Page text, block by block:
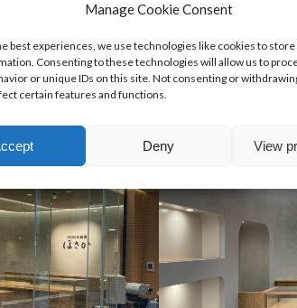
Manage Cookie Consent
best experiences, we use technologies like cookies to store
Consenting to these technologies will allow us to
or unique IDs on this site. Not consenting or
certain features and functions.
Deny View